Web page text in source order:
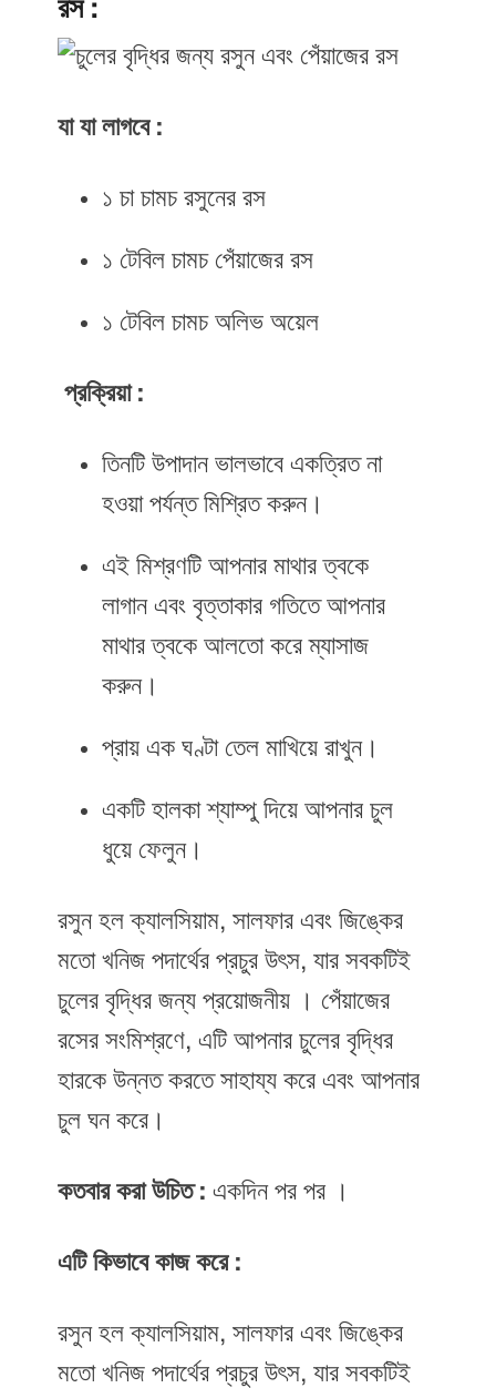
রস :
যা যা লাগবে :
১ চা চামচ রসুনের রস
১ টেবিল চামচ পেঁয়াজের রস
১ টেবিল চামচ অলিভ অয়েল
প্রক্রিয়া :
তিনটি উপাদান ভালভাবে একত্রিত না
হওয়া পর্যন্ত মিশ্রিত করুন।
এই মিশ্রণটি আপনার মাথার ত্বকে
লাগান এবং বৃত্তাকার গতিতে আপনার
মাথার ত্বকে আলতো করে ম্যাসাজ
করুন।
প্রায় এক ঘণ্টা তেল মাখিয়ে রাখুন।
একটি হালকা শ্যাম্পু দিয়ে আপনার চুল
ধুয়ে ফেলুন।
রসুন হল ক্যালসিয়াম, সালফার এবং জিঙ্কের
মতো খনিজ পদার্থের প্রচুর উৎস, যার সবকটিই
চুলের বৃদ্ধির জন্য প্রয়োজনীয় । পেঁয়াজের
রসের সংমিশ্রণে, এটি আপনার চুলের বৃদ্ধির
হারকে উন্নত করতে সাহায্য করে এবং আপনার
চুল ঘন করে।
কতবার করা উচিত : একদিন পর পর ।
এটি কিভাবে কাজ করে :
রসুন হল ক্যালসিয়াম, সালফার এবং জিঙ্কের
মতো খনিজ পদার্থের প্রচুর উৎস, যার সবকটিই